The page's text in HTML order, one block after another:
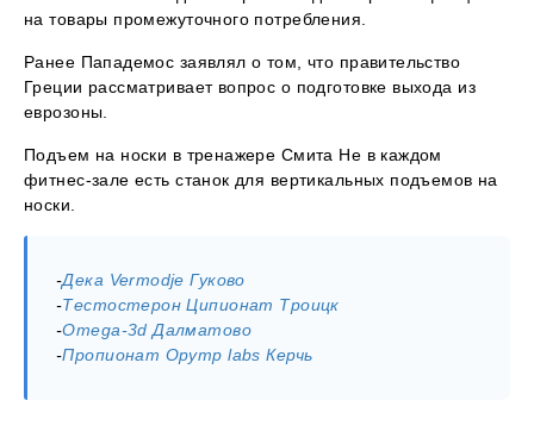
на товары промежуточного потребления.
Ранее Пападемос заявлял о том, что правительство
Греции рассматривает вопрос о подготовке выхода из
еврозоны.
Подъем на носки в тренажере Смита Не в каждом
фитнес-зале есть станок для вертикальных подъемов на
носки.
-Дека Vermodje Гуково
-Тестостерон Ципионат Троицк
-Omega-3d Далматово
-Пропионат Opymp labs Керчь